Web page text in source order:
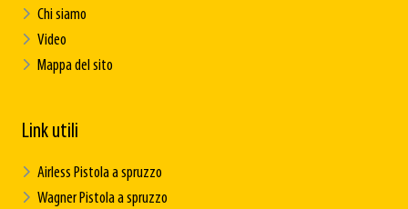
Chi siamo
Video
Mappa del sito
Link utili
Airless Pistola a spruzzo
Wagner Pistola a spruzzo